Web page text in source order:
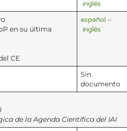
inglés
en su última
CE
español–
inglés
Sin
documento
de la Agenda Científica del IAI